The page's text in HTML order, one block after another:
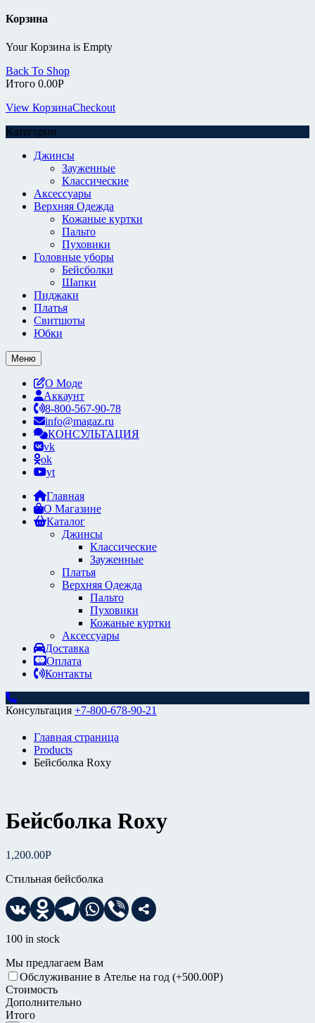
Корзина
Your Корзина is Empty
Back To Shop
Итого 0.00Р
View КорзинаCheckout
Категории
Джинсы
Зауженные
Классические
Аксессуары
Верхняя Одежда
Кожаные куртки
Пальто
Пуховики
Головные уборы
Бейсболки
Шапки
Пиджаки
Платья
Свитшоты
Юбки
Меню
О Моде
Аккаунт
8-800-567-90-78
info@magaz.ru
КОНСУЛЬТАЦИЯ
vk
ok
yt
Главная
О Магазине
Каталог
Джинсы
Классические
Зауженные
Платья
Верхняя Одежда
Пальто
Пуховики
Кожаные куртки
Аксессуары
Доставка
Оплата
Контакты
Консультация +7-800-678-90-21
Главная страница
Products
Бейсболка Roxy
Бейсболка Roxy
1,200.00Р
Стильная бейсболка
100 in stock
Мы предлагаем Вам
Обслуживание в Ателье на год (+500.00Р)
Стоимость
Дополнительно
Итого